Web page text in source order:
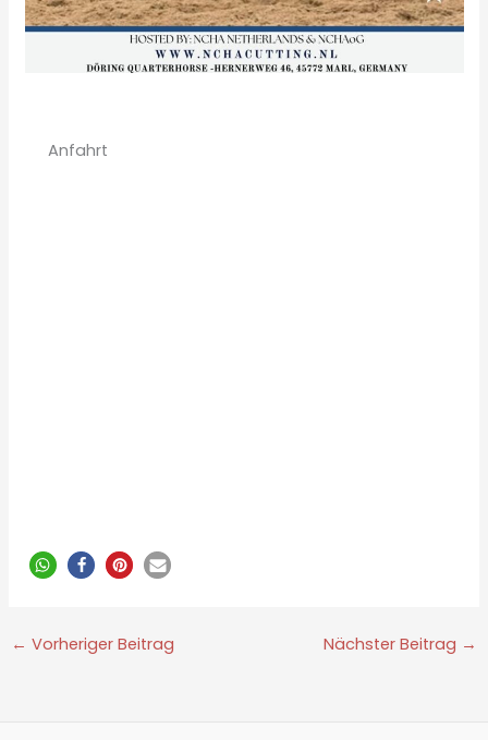
Anfahrt
← Vorheriger Beitrag Nächster Beitrag →